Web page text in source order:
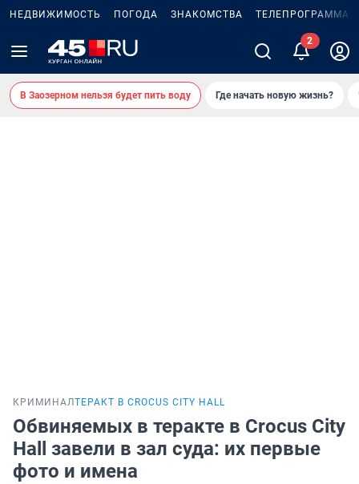
НЕДВИЖИМОСТЬ ПОГОДА ЗНАКОМСТВА ТЕЛЕПРОГРАММА
В Заозерном нельзя будет пить воду Где начать новую жизнь?
КРИМИНАЛТЕРАКТ В CROCUS CITY HALL
Обвиняемых в теракте в Crocus City
Hall завели в зал суда: их первые
фото и имена